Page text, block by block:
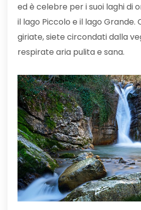
ed è celebre per i suoi laghi di
il lago Piccolo e il lago Grande.
giriate, siete circondati dalla
respirate aria pulita e sana.